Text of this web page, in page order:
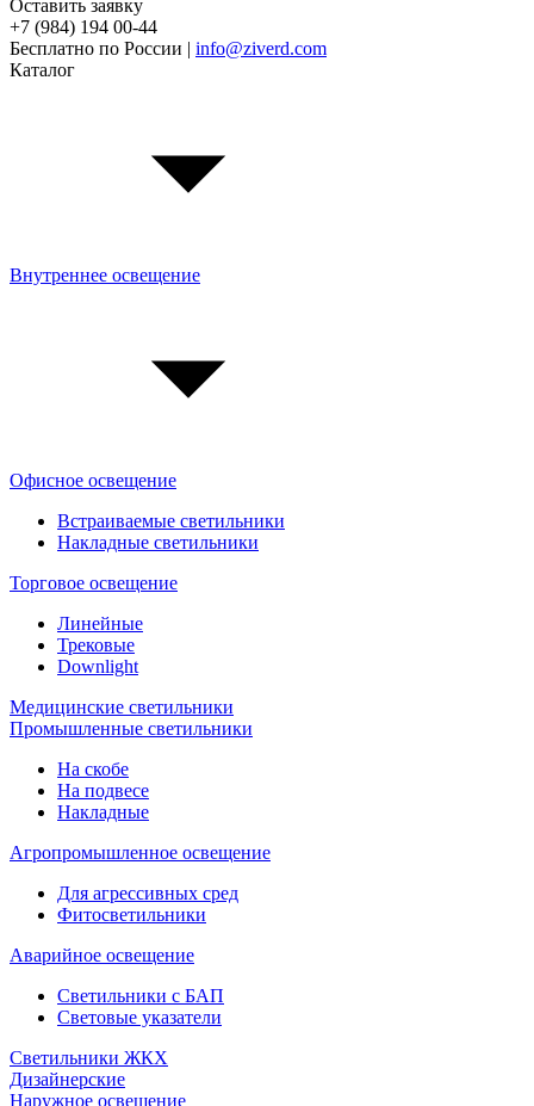
Оставить заявку
+7 (984) 194 00-44
Бесплатно по России | info@ziverd.com
Каталог
Внутреннее освещение
Офисное освещение
Встраиваемые светильники
Накладные светильники
Торговое освещение
Линейные
Трековые
Downlight
Медицинские светильники
Промышленные светильники
На скобе
На подвесе
Накладные
Агропромышленное освещение
Для агрессивных сред
Фитосветильники
Аварийное освещение
Светильники с БАП
Световые указатели
Светильники ЖКХ
Дизайнерские
Наружное освещение